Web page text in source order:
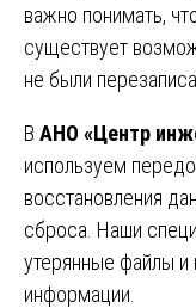
важно понимать,
существует
не были
В АНО «Центр
используем
восстановления
сброса. Наши
утерянные файлы и
информации.